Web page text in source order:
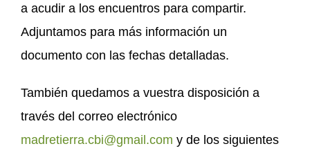
a acudir a los encuentros para compartir.
Adjuntamos para más información un
documento con las fechas detalladas.
También quedamos a vuestra disposición a
través del correo electrónico
madretierra.cbi@gmail.com y de los siguientes